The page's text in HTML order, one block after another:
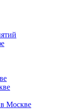
Москве